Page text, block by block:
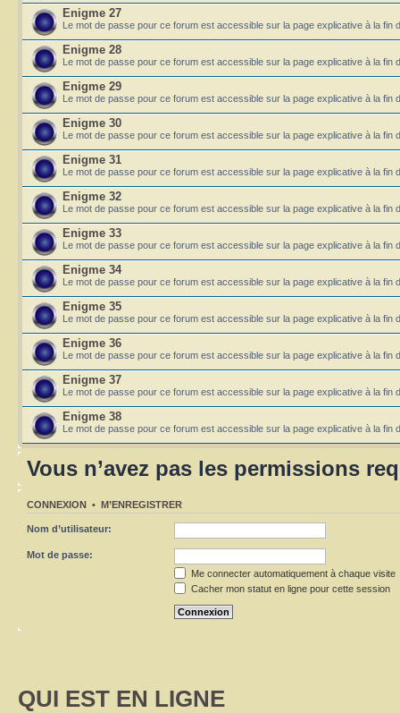
Enigme 27
Le mot de passe pour ce forum est accessible sur la page explicative à la fin
Enigme 28
Le mot de passe pour ce forum est accessible sur la page explicative à la fin
Enigme 29
Le mot de passe pour ce forum est accessible sur la page explicative à la fin
Enigme 30
Le mot de passe pour ce forum est accessible sur la page explicative à la fin
Enigme 31
Le mot de passe pour ce forum est accessible sur la page explicative à la fin
Enigme 32
Le mot de passe pour ce forum est accessible sur la page explicative à la fin
Enigme 33
Le mot de passe pour ce forum est accessible sur la page explicative à la fin
Enigme 34
Le mot de passe pour ce forum est accessible sur la page explicative à la fin
Enigme 35
Le mot de passe pour ce forum est accessible sur la page explicative à la fin
Enigme 36
Le mot de passe pour ce forum est accessible sur la page explicative à la fin
Enigme 37
Le mot de passe pour ce forum est accessible sur la page explicative à la fin
Enigme 38
Le mot de passe pour ce forum est accessible sur la page explicative à la fin
Vous n’avez pas les permissions
CONNEXION • M’ENREGISTRER
Nom d’utilisateur:
Mot de passe:
Me connecter automatiquement à chaque visite
Cacher mon statut en ligne pour cette session
QUI EST EN LIGNE